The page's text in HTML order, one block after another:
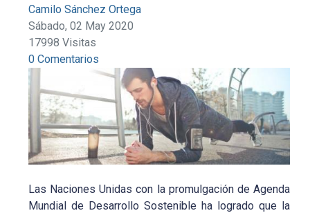
Camilo Sánchez Ortega
Sábado, 02 May 2020
17998 Visitas
0 Comentarios
Las Naciones Unidas con la promulgación de Agenda
Mundial de Desarrollo Sostenible ha logrado que la